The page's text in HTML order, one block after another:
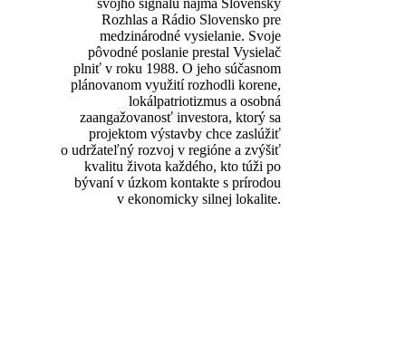
Rozhlas a Rádio Slovensko pre
medzinárodné vysielanie. Svoje
pôvodné poslanie prestal Vysielač
plniť v roku 1988. O jeho súčasnom
plánovanom využití rozhodli korene,
lokálpatriotizmus a osobná
zaangažovanosť investora, ktorý sa
projektom výstavby chce zaslúžiť
o udržateľný rozvoj v regióne a zvýšiť
kvalitu života každého, kto túži po
bývaní v úzkom kontakte s prírodou
v ekonomicky silnej lokalite.